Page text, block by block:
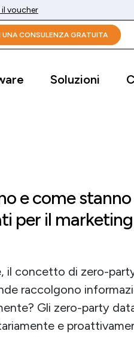
il voucher
UNA CONSULENZA GRATUITA
Soluzioni
e come stanno
per il marketing
il concetto di zero-
raccolgono
Gli zero-party
e